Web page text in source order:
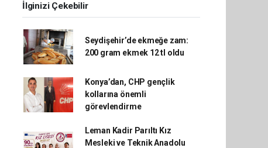
İlginizi Çekebilir
Seydişehir’de ekmeğe zam:
200 gram ekmek 12 tl oldu
Konya’dan, CHP gençlik
kollarına önemli
görevlendirme
Leman Kadir Parıltı Kız
Mesleki ve Teknik Anadolu